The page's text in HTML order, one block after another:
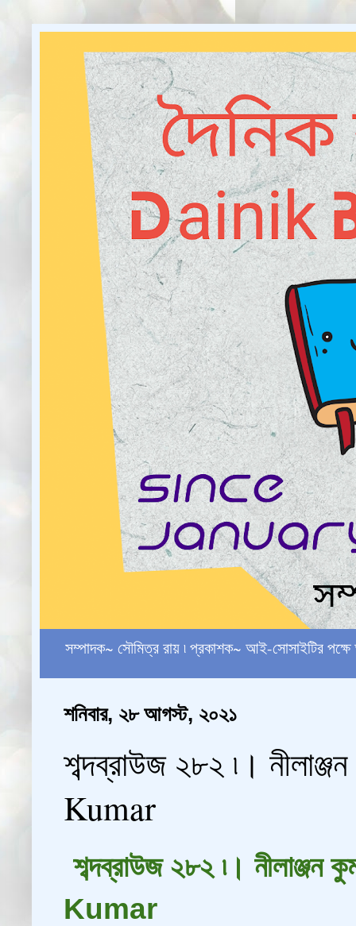
সম্পাদক~ সৌমিত্র রায় ৷ প্রকাশক~ আই-সোসাইটির
শনিবার, ২৮ আগস্ট, ২০২১
শব্দব্রাউজ ২৮২ ৷।
Kumar
শব্দব্রাউজ ২৮২ ৷।
Kumar